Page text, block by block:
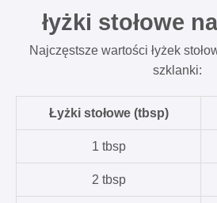
łyżki stołowe
Najczęstsze wartości łyżek
szklanki:
Łyżki stołowe (tbsp)
1 tbsp
2 tbsp